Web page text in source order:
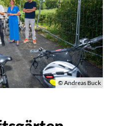
© Andreas Buck